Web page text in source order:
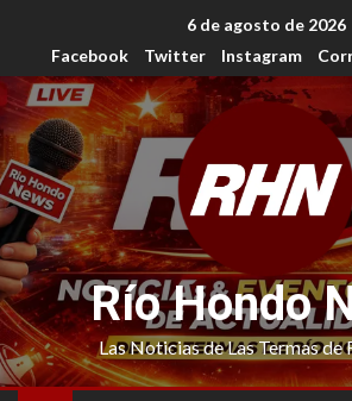
6 de agosto de 2026
Facebook
Twitter Instagram
Río Hondo
Las Noticias de Las Termas de